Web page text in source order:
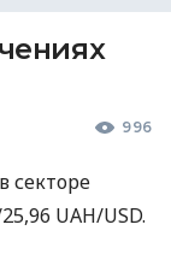
996
секторе
UAH/USD.